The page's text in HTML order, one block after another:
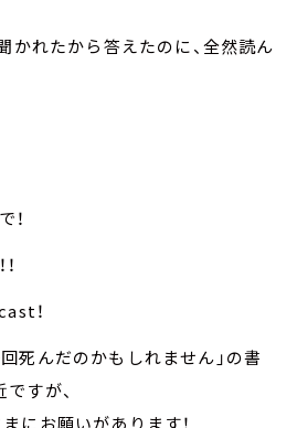
聞かれたから答えたのに、全然読ん
！
！
死んだのかもしれません」の書
すが、
にお願いがあります！